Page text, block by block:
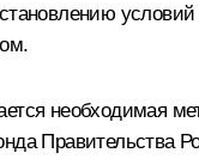
необходимая
Правительства